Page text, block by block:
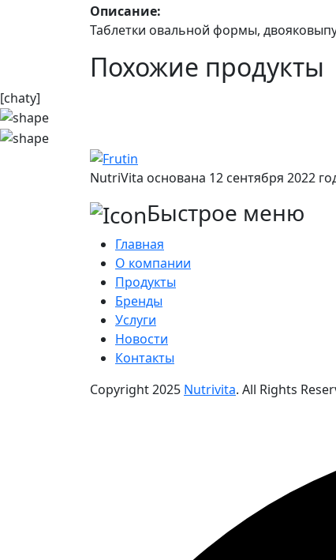
Описание:
Таблетки овальной формы,
Похожие продукты
[chaty]
NutriVita основана 12 сентября 2022
Быстрое меню
Главная
О компании
Продукты
Бренды
Услуги
Новости
Контакты
Copyright2025 Nutrivita. All Rights